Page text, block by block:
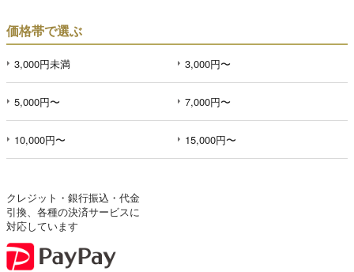
価格帯で選ぶ
3,000円未満 3,000円〜
5,000円〜 7,000円〜
10,000円〜 15,000円〜
クレジット・銀行振込・代金
引換、各種の決済サービスに
対応しています